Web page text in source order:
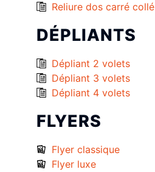
Reliure dos carré collé
DÉPLIANTS
Dépliant 2 volets
Dépliant 3 volets
Dépliant 4 volets
FLYERS
Flyer classique
Flyer luxe